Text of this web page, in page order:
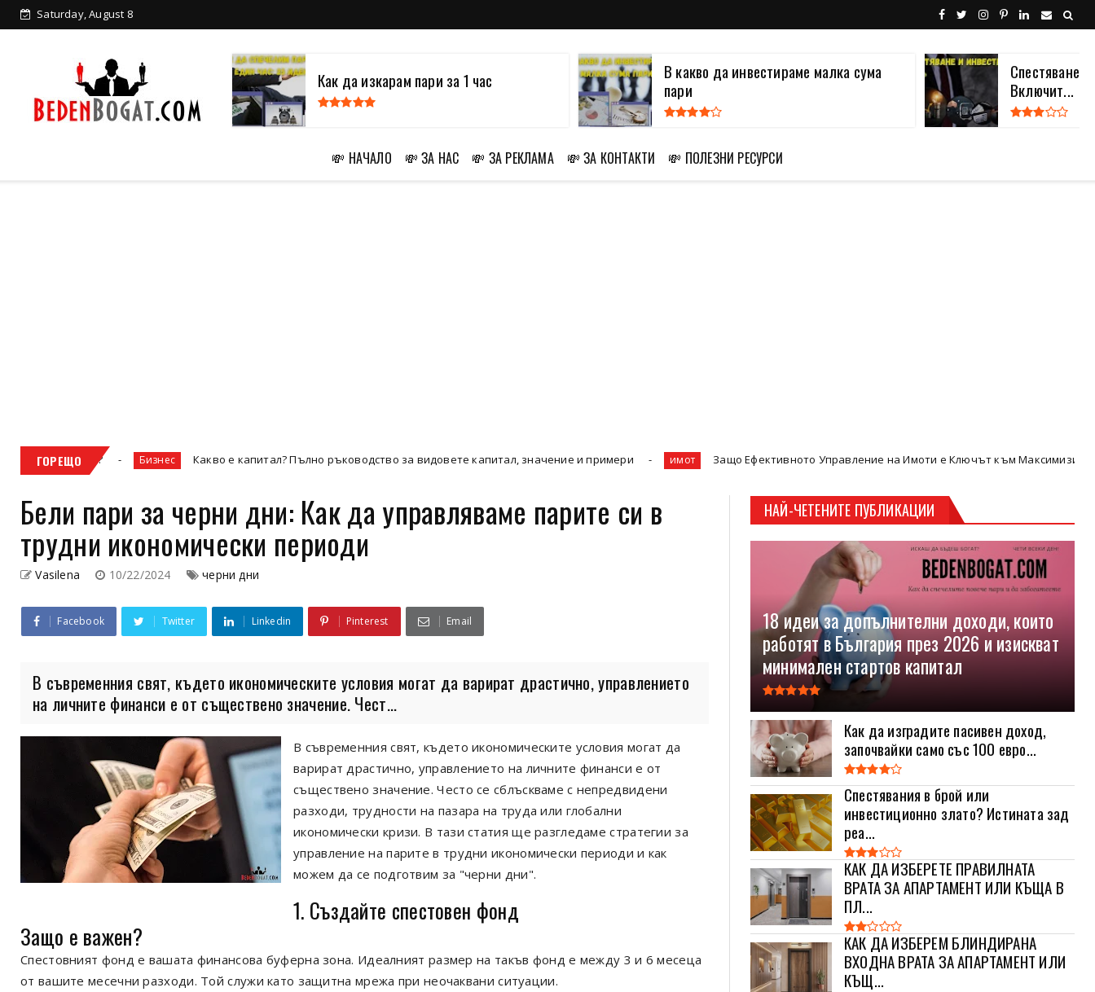
Saturday, August 8
Как да изкарам пари за 1 час
В какво да инвестираме малка сума
пари
Спестяване
Включит...
💸 НАЧАЛО 💸 ЗА НАС 💸 ЗА РЕКЛАМА 💸 ЗА КОНТАКТИ 💸 ПОЛЕЗНИ РЕСУРСИ
ГОРЕЩО
Бизнес Какво е капитал? Пълно ръководство за видовете капитал, значение и примери имот Защо Ефективното Управление на Имоти е Ключът към Максимизиране на
Бели пари за черни дни: Как да управляваме парите си в
трудни икономически периоди
Vasilena 10/22/2024 черни дни
Facebook Twitter Linkedin Pinterest Email
В съвременния свят, където икономическите условия могат да варират драстично, управлението
на личните финанси е от съществено значение. Чест...
В съвременния свят, където икономическите условия могат да
варират драстично, управлението на личните финанси е от
съществено значение. Често се сблъскваме с непредвидени
разходи, трудности на пазара на труда или глобални
икономически кризи. В тази статия ще разгледаме стратегии за
управление на парите в трудни икономически периоди и как
можем да се подготвим за "черни дни".
1. Създайте спестовен фонд
Защо е важен?
Спестовният фонд е вашата финансова буферна зона. Идеалният размер на такъв фонд е между 3 и 6 месеца
от вашите месечни разходи. Той служи като защитна мрежа при неочаквани ситуации.
НАЙ-ЧЕТЕНИТЕ ПУБЛИКАЦИИ
18 идеи за допълнителни доходи, които
работят в България през 2026 и изискват
минимален стартов капитал
Как да изградите пасивен доход,
започвайки само със 100 евро...
Спестявания в брой или
инвестиционно злато? Истината зад
реа...
КАК ДА ИЗБЕРЕТЕ ПРАВИЛНАТА
ВРАТА ЗА АПАРТАМЕНТ ИЛИ КЪЩА В
ПЛ...
КАК ДА ИЗБЕРЕМ БЛИНДИРАНА
ВХОДНА ВРАТА ЗА АПАРТАМЕНТ ИЛИ
КЪЩ...